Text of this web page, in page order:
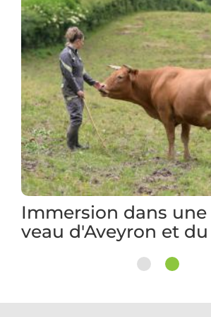
2 jours au camping
en famille dans